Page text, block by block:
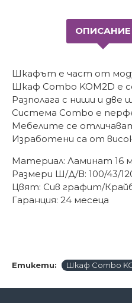
ОПИСАНИЕ
Шкафът е част от
Шкаф Combo KOM2D е
Разполага с ниши и
Система Combo е
Мебелите се
Изработени са от
Материал: Ламинат 16
Размери Ш/Д/В: 100/43/
Цвят: Сив графит/
Гаранция: 24 месеца
Етикети: Шкаф Combo